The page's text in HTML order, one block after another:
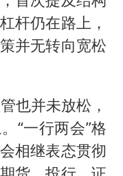
杆仍在路上，
并无转向宽松
也并未放松，
“一行两会”格
相继表态贯彻